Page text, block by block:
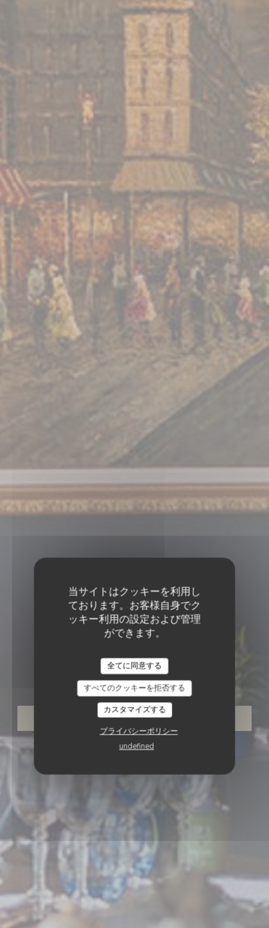
当サイトはクッキーを利用し
ております。お客様自身でク
ッキー利用の設定および管理
ができます。
全てに同意する
すべてのクッキーを拒否する
カスタマイズする
プライバシーポリシー
undefined
Bart de Bondt
予約